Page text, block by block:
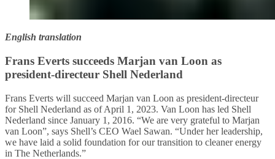
English translation
Frans Everts succeeds Marjan van Loon as
president-directeur Shell Nederland
Frans Everts will succeed Marjan van Loon as president-directeur
for Shell Nederland as of April 1, 2023. Van Loon has led Shell
Nederland since January 1, 2016. “We are very grateful to Marjan
van Loon”, says Shell’s CEO Wael Sawan. “Under her leadership,
we have laid a solid foundation for our transition to cleaner energy
in The Netherlands.”